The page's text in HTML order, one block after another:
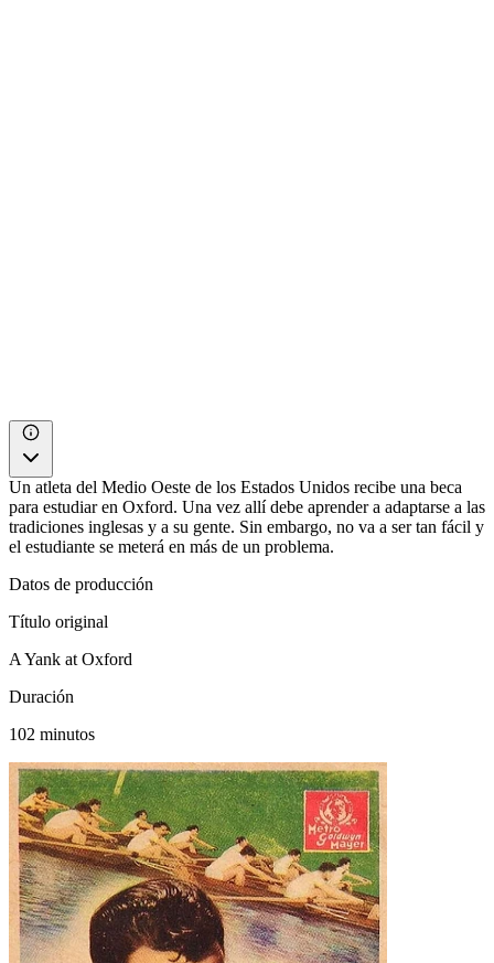
Un atleta del Medio Oeste de los Estados Unidos recibe una beca
para estudiar en Oxford. Una vez allí debe aprender a adaptarse a las
tradiciones inglesas y a su gente. Sin embargo, no va a ser tan fácil y
el estudiante se meterá en más de un problema.
Datos de producción
Título original
A Yank at Oxford
Duración
102 minutos